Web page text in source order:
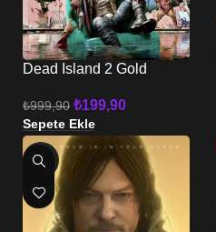
Dead Island 2 Gold
₺999,90 ₺199,90
Sepete Ekle
-57%